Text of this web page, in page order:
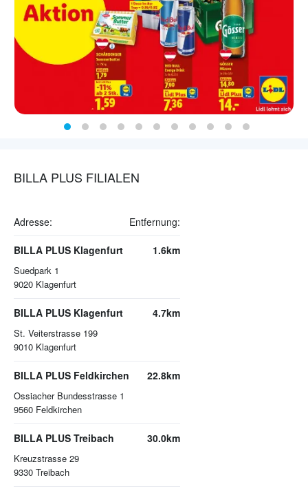
BILLA PLUS FILIALEN
Adresse: Entfernung:
BILLA PLUS Klagenfurt
Suedpark 1
9020 Klagenfurt
1.6km
BILLA PLUS Klagenfurt
St. Veiterstrasse 199
9010 Klagenfurt
4.7km
BILLA PLUS Feldkirchen
Ossiacher Bundesstrasse 1
9560 Feldkirchen
22.8km
BILLA PLUS Treibach
Kreuzstrasse 29
9330 Treibach
30.0km